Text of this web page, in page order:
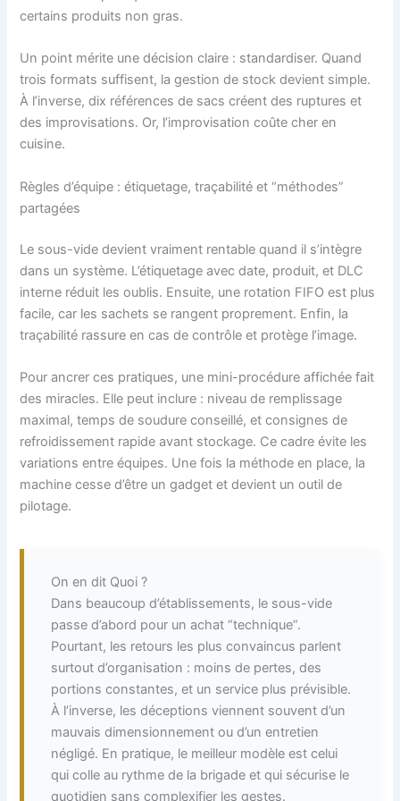
certains produits non gras.
Un point mérite une décision claire : standardiser. Quand
trois formats suffisent, la gestion de stock devient simple.
À l’inverse, dix références de sacs créent des ruptures et
des improvisations. Or, l’improvisation coûte cher en
cuisine.
Règles d’équipe : étiquetage, traçabilité et “méthodes”
partagées
Le sous-vide devient vraiment rentable quand il s’intègre
dans un système. L’étiquetage avec date, produit, et DLC
interne réduit les oublis. Ensuite, une rotation FIFO est plus
facile, car les sachets se rangent proprement. Enfin, la
traçabilité rassure en cas de contrôle et protège l’image.
Pour ancrer ces pratiques, une mini-procédure affichée fait
des miracles. Elle peut inclure : niveau de remplissage
maximal, temps de soudure conseillé, et consignes de
refroidissement rapide avant stockage. Ce cadre évite les
variations entre équipes. Une fois la méthode en place, la
machine cesse d’être un gadget et devient un outil de
pilotage.
On en dit Quoi ?
Dans beaucoup d’établissements, le sous-vide
passe d’abord pour un achat “technique”.
Pourtant, les retours les plus convaincus parlent
surtout d’organisation : moins de pertes, des
portions constantes, et un service plus prévisible.
À l’inverse, les déceptions viennent souvent d’un
mauvais dimensionnement ou d’un entretien
négligé. En pratique, le meilleur modèle est celui
qui colle au rythme de la brigade et qui sécurise le
quotidien sans complexifier les gestes.